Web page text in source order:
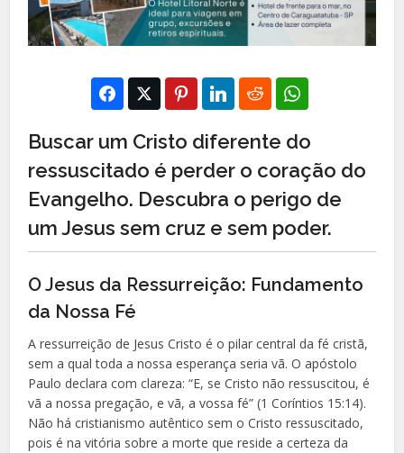
Buscar um Cristo diferente do
ressuscitado é perder o coração do
Evangelho. Descubra o perigo de
um Jesus sem cruz e sem poder.
O Jesus da Ressurreição: Fundamento
da Nossa Fé
A ressurreição de Jesus Cristo é o pilar central da fé cristã,
sem a qual toda a nossa esperança seria vã. O apóstolo
Paulo declara com clareza: “E, se Cristo não ressuscitou, é
vã a nossa pregação, e vã, a vossa fé” (1 Coríntios 15:14).
Não há cristianismo autêntico sem o Cristo ressuscitado,
pois é na vitória sobre a morte que reside a certeza da